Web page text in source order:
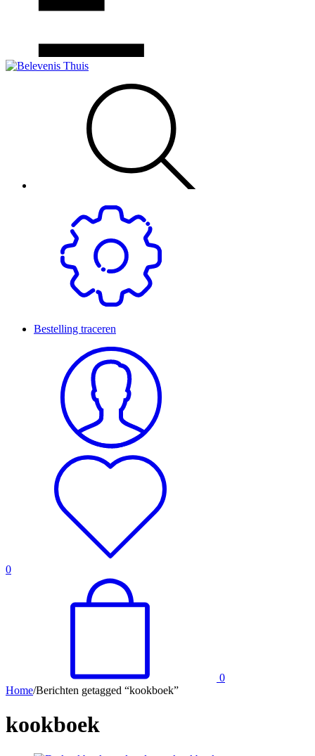
Bestelling traceren
0
0
Home/Berichten getagged “kookboek”
kookboek